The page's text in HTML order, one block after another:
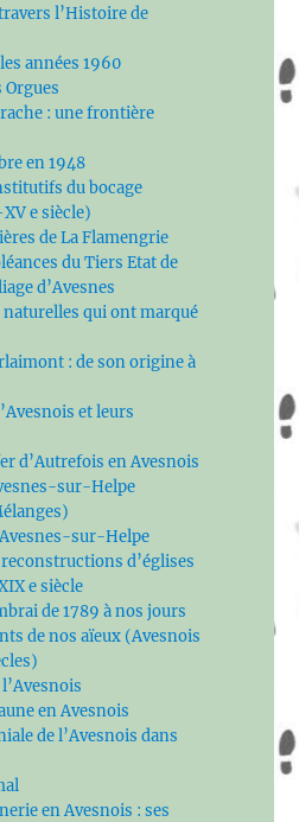
l’Histoire de
années 1960
Orgues
: une frontière
en 1948
du bocage
e siècle)
de La Flamengrie
du Tiers Etat de
d’Avesnes
naturelles qui ont marqué
: de son origine à
et leurs
d’Autrefois en Avesnois
sur-Helpe
sur-Helpe
d’églises
e siècle
de 1789 à nos jours
de nos aïeux (Avesnois
en Avesnois
de l’Avesnois dans
en Avesnois : ses